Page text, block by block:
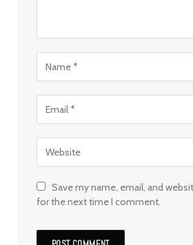
Save my name, email, and
for the next time I comment.